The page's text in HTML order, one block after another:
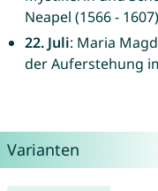
Neapel (1566 - 1607)
22. Juli: Maria
der Auferstehung
Varianten